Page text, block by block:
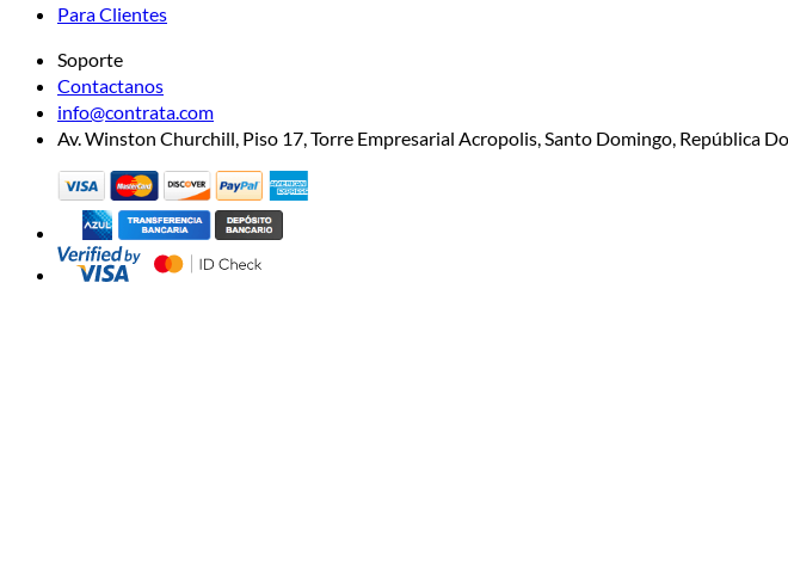
Para Clientes
Soporte
Contactanos
info@contrata.com
Av. Winston Churchill, Piso 17, Torre Empresarial Acropolis, Santo Domingo, República